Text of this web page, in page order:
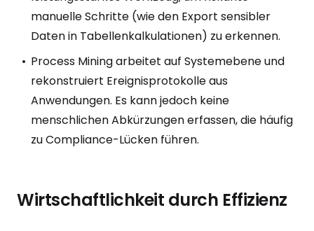
manuelle Schritte (wie den Export sensibler
Daten in Tabellenkalkulationen) zu erkennen.
Process Mining arbeitet auf Systemebene und
rekonstruiert Ereignisprotokolle aus
Anwendungen. Es kann jedoch keine
menschlichen Abkürzungen erfassen, die häufig
zu Compliance-Lücken führen.
Wirtschaftlichkeit durch Effizienz